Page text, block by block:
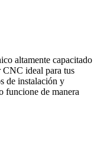
altamente capacitado
CNC ideal para tus
de instalación y
funcione de manera